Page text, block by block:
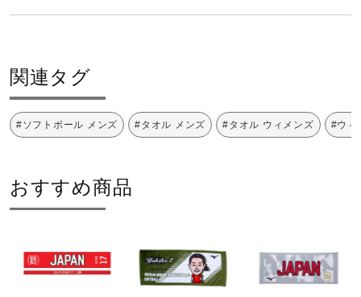
健康／エクササイズ
ジュニア／キッズ
メディカル
関連タグ
#ソフトボール メンズ #タオル メンズ #タオル ウィメンズ #ウィ
おすすめ商品